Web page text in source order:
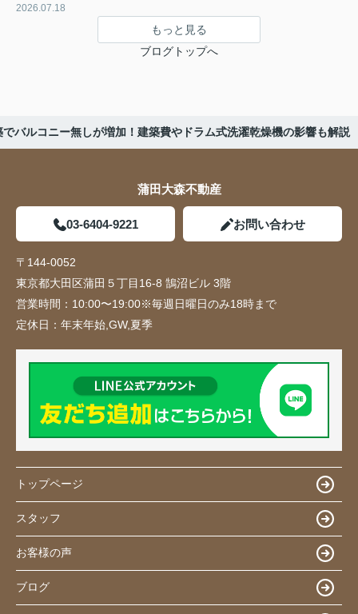
2026.07.18
もっと見る
ブログトップへ
バルコニー無しが増加！建築費やドラム式洗濯乾燥機の影響も解説
蒲田大森不動産
03-6404-9221 お問い合わせ
〒144-0052
東京都大田区蒲田５丁目16-8 鵠沼ビル 3階
営業時間： 10:00〜19:00※毎週日曜日のみ18時まで
定休日： 年末年始,GW,夏季
トップページ
スタッフ
お客様の声
ブログ